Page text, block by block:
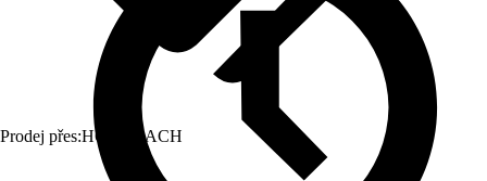
Prodej přes:HORNBACH